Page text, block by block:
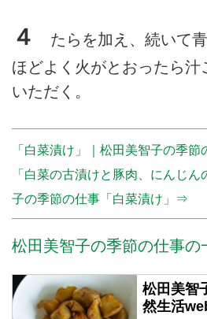
４
たらを加え、続いて青
ほどよく火がとおったら汁
いただく。
「白菜漬け」｜松田美智子の季
「白菜の古漬けと豚肉、にんじ
子の季節の仕事「白菜漬け」⇒
松田美智子の季節の仕事
松田美智
然生活